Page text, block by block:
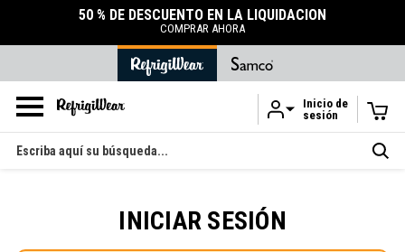
Ir al contenido principal
50 % DE DESCUENTO EN LA LIQUIDACIÓN
COMPRAR AHORA
Inicio de
sesión
Buscar
en
INICIAR SESIÓN